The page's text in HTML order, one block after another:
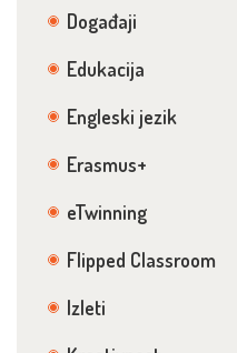
Događaji
Edukacija
Engleski jezik
Erasmus+
eTwinning
Flipped Classroom
Izleti